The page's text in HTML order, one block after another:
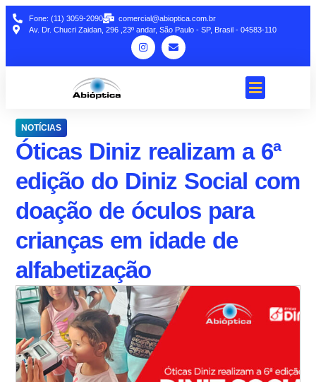
Fone: (11) 3059-2090
comercial@abioptica.com.br
Av. Dr. Chucri Zaidan, 296 ,23º andar, São Paulo - SP, Brasil - 04583-110
NOTÍCIAS
Óticas Diniz realizam a 6ª
edição do Diniz Social com
doação de óculos para
crianças em idade de
alfabetização